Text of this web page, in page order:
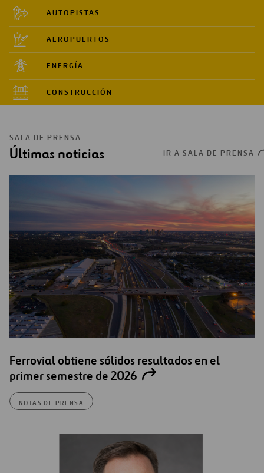
AUTOPISTAS
AEROPUERTOS
ENERGÍA
CONSTRUCCIÓN
SALA DE PRENSA
Últimas noticias IR A SALA DE PRENSA
Ferrovial obtiene sólidos resultados en el
primer semestre de 2026
NOTAS DE PRENSA